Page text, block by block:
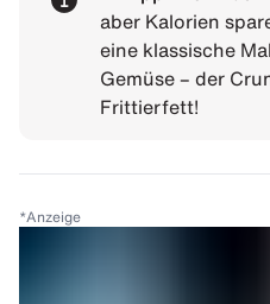
aber Kalorien
eine klassische
Gemüse – der
Frittierfett!
*Anzeige